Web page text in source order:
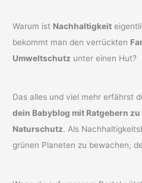
Warum ist Nachhaltigkeit
bekommt man den verrückten
Umweltschutz unter einen Hut?
Das alles und viel mehr erfährst
dein Babyblog mit Ratgebern
Naturschutz. Als
grünen Planeten zu bewachen,